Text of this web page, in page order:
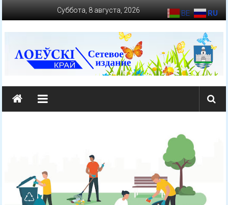
Суббота, 8 августа, 2026
loevkraj.by
Еженедельная
BE RU